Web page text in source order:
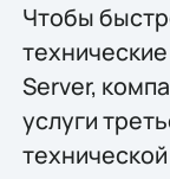
Чтобы
Server,
услуги